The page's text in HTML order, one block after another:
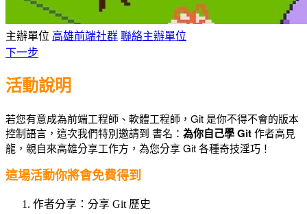
主辦單位 高雄前端社群 聯絡主辦單位
下一步
活動說明
若您有意成為前端工程師、軟體工程師，Git 是你不得不會的版本
控制語言，這次我們特別邀請到 書名： 為你自己學 Git作者高見
龍，親自來高雄分享工作方，為您分享 Git 各種奇技淫巧！
這場活動你將會免費得到
作者分享：分享 Git 歷史